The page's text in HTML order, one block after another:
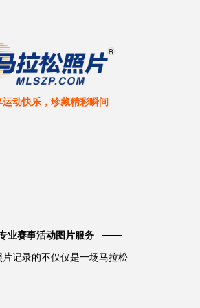
运动快乐，珍藏精彩瞬间
业赛事活动图片服务
片记录的不仅仅是一场马拉松